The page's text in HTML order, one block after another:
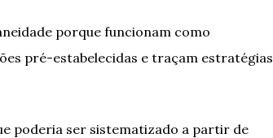
porque funcionam como
pré-estabelecidas e traçam estratégias
poderia ser sistematizado a partir de